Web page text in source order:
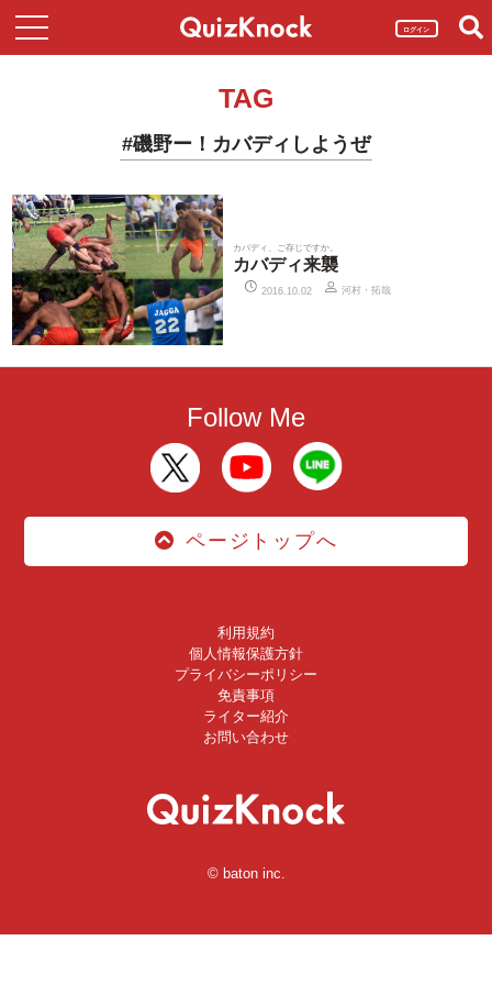
ログイン
TAG
#磯野ー！カバディしようぜ
カバディ、ご存じですか。
カバディ来襲
2016.10.02 河村・拓哉
Follow Me
ページトップへ
利用規約
個人情報保護方針
プライバシーポリシー
免責事項
ライター紹介
お問い合わせ
© baton inc.